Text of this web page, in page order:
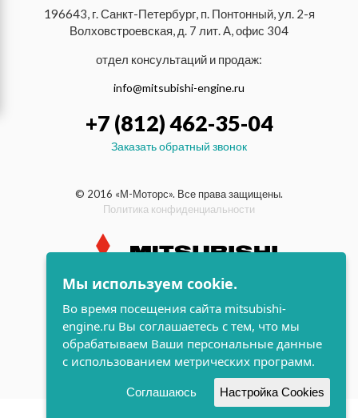
196643, г. Санкт-Петербург, п. Понтонный, ул. 2-я
Волховстроевская, д. 7 лит. А, офис 304
отдел консультаций и продаж:
info@mitsubishi-engine.ru
+7 (812) 462-35-04
Заказать обратный звонок
© 2016 «М-Моторс». Все права защищены.
Политика конфиденциальности
индустриальные и морские
дизельные двигатели Mitsubishi
разработка сайта
Мы используем cookie.
Во время посещения сайта mitsubishi-
engine.ru Вы соглашаетесь с тем, что мы
обрабатываем Ваши персональные данные
с использованием метрических программ.
Соглашаюсь Настройка Cookies